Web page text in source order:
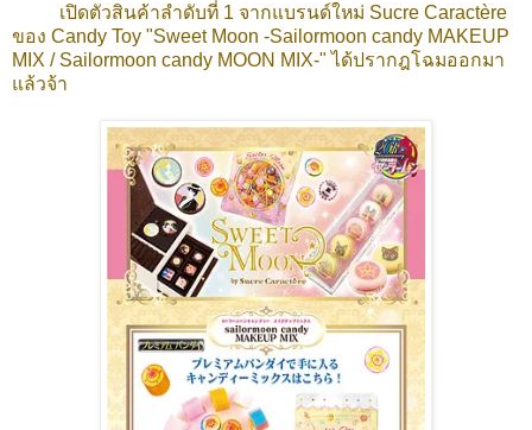
เปิดตัวสินค้าลำดับที่ 1 จากแบรนด์ใหม่ Sucre Caractère
ของ Candy Toy "Sweet Moon -Sailormoon candy MAKEUP
MIX / Sailormoon candy MOON MIX-" ได้ปรากฎโฉมออกมา
แล้วจ้า